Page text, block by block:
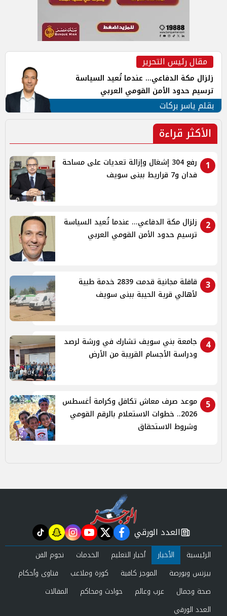
مقال رئيس التحرير
زلزال مكة الدفاعي... عندما تُعيد السياسة
ترسيم حدود الأمن القومي العربي
بقلم ياسر بركات
الأكثر قراءة
1
رفع 304 إشغال وإزالة تعديات على مساحة
فدان و7 قراريط ببنى سويف
2
زلزال مكة الدفاعي... عندما تُعيد السياسة
ترسيم حدود الأمن القومي العربي
3
قافلة مجانية قدمت 2839 خدمة طبية
لأهالي قرية الحيبة ببنى سويف
4
جامعة بني سويف تشارك في ورشة لرصد
ودراسة الأجسام القريبة من الأرض
5
موعد صرف معاش تكافل وكرامة أغسطس
2026.. خطوات الاستعلام بالرقم القومي
وشروط الاستحقاق
newspaper
العدد الورقي facebook
twitter
youtube
instagram
snapchat
tiktok
الرئيسية الأخبار أخبار التعليم الخدمات
نجوم الفن
بيزنس وبورصة
الموجز كافية كورة وملاعب
فتاوى وأحكام
صحة وجمال
عرب وعالم حوادث ومحاكم
المقالات
العدد الورقي